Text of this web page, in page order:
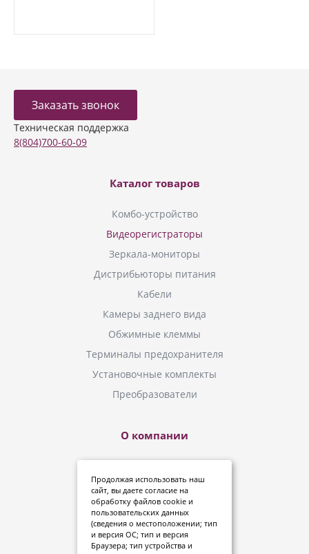
Заказать звонок
Техническая поддержка
8(804)700-60-09
Каталог товаров
Комбо-устройство
Видеорегистраторы
Зеркала-мониторы
Дистрибьюторы питания
Кабели
Камеры заднего вида
Обжимные клеммы
Терминалы предохранителя
Установочные комплекты
Преобразователи
О компании
Инструкции
Где купить?
Политика конфиденциальности
Дипломы и сертификаты
Продолжая использовать наш
сайт, вы даете согласие на
обработку файлов cookie и
пользовательских данных
(сведения о местоположении; тип
и версия ОС; тип и версия
Браузера; тип устройства и